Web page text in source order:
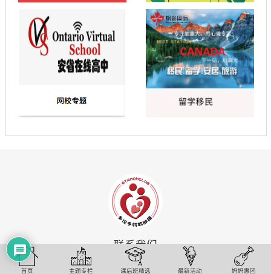
首页 主题专栏 课后班精选 最新活动 妈妈惠团
联系我们
647-330-0329 | 647-627-0626
info@3emedia.ca